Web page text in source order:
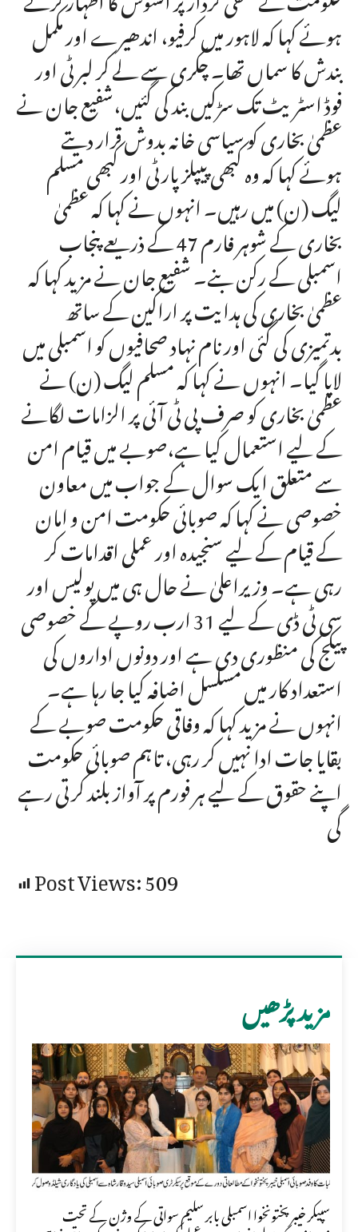
ہوئے کہا کہ لاہور میں کرفیو، اندھیرے اور مکمل
بندش کا سماں تھا۔ چکری سے لے کر لبرٹی اور
فوڈ اسٹریٹ تک سڑکیں بند کی گئیں،شفیع جان نے
عظمیٰ بخاری کو سیاسی خانہ بدوش قرار دیتے
ہوئے کہا کہ وہ کبھی پیپلز پارٹی اور کبھی مسلم
لیگ (ن) میں رہیں۔ انہوں نے کہا کہ عظمیٰ
بخاری کے شوہر فارم 47 کے ذریعے پنجاب
اسمبلی کے رکن بنے۔ شفیع جان نے مزید کہا کہ
عظمیٰ بخاری کی ہدایت پر اراکین کے ساتھ
بدتمیزی کی گئی اور نام نہاد صحافیوں کو اسمبلی میں
لایا گیا۔ انہوں نے کہا کہ مسلم لیگ (ن) نے
عظمیٰ بخاری کو صرف پی ٹی آئی پر الزامات لگانے
کے لیے استعمال کیا ہے،صوبے میں قیام امن
سے متعلق ایک سوال کے جواب میں معاون
خصوصی نے کہا کہ صوبائی حکومت امن و امان
کے قیام کے لیے سنجیدہ اور عملی اقدامات کر
رہی ہے۔ وزیراعلیٰ نے حال ہی میں پولیس اور
سی ٹی ڈی کے لیے 31 ارب روپے کے خصوصی
پیکج کی منظوری دی ہے اور دونوں اداروں کی
استعداد کار میں مسلسل اضافہ کیا جا رہا ہے۔
انہوں نے مزید کہا کہ وفاقی حکومت صوبے کے
بقایا جات ادا نہیں کر رہی، تاہم صوبائی حکومت
اپنے حقوق کے لیے ہر فورم پر آواز بلند کرتی رہے
گی
Post Views:509
مزید پڑھیں
سپیکر خیبر پختونخوا اسمبلی بابر سلیم سواتی کے وژن کے تحت